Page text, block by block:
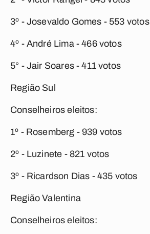
3º - Josevaldo Gomes - 553 votos
4º - André Lima - 466 votos
5° - Jair Soares - 411 votos
Região Sul
Conselheiros eleitos:
1º - Rosemberg - 939 votos
2º - Luzinete - 821 votos
3º - Ricardson Dias - 435 votos
Região Valentina
Conselheiros eleitos: